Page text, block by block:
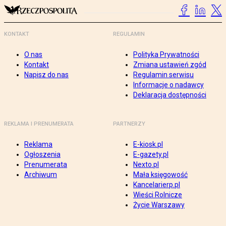
KONTAKT
O nas
Kontakt
Napisz do nas
REGULAMIN
Polityka Prywatności
Zmiana ustawień zgód
Regulamin serwisu
Informacje o nadawcy
Deklaracja dostępności
REKLAMA I PRENUMERATA
Reklama
Ogłoszenia
Prenumerata
Archiwum
PARTNERZY
E-kiosk.pl
E-gazety.pl
Nexto.pl
Mała księgowość
Kancelarierp.pl
Wieści Rolnicze
Życie Warszawy